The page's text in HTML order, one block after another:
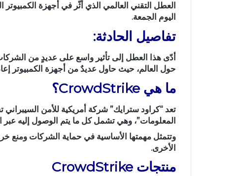
العطل التقني العالمي الذي أثّر في أجهزة
اليوم الجمعة.
تفاصيل الحادثة:
أدّى هذا العطل إلى تأثير واسع على عديدٍ من
حول العالم، حيث حاول عديدٌ من أجهزة الكمبيوتر
ما هي CrowdStrike؟
تعد “كراود سترايك” شركة أمريكية للأمن السيبراني
المعلومات”، وهي تشمل كل ما يتم الوصول إليه عبر
وتتمثل مهمتها الأساسية في حماية الشركات ومنع
الأخرى.
منتجات CrowdStrike